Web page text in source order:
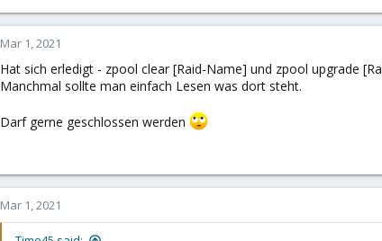
Mar 1, 2021
Hat sich erledigt - zpool clear [Raid-Name] und zpool upgrade
Manchmal sollte man einfach Lesen was dort steht.
Darf gerne geschlossen werden
Mar 1, 2021